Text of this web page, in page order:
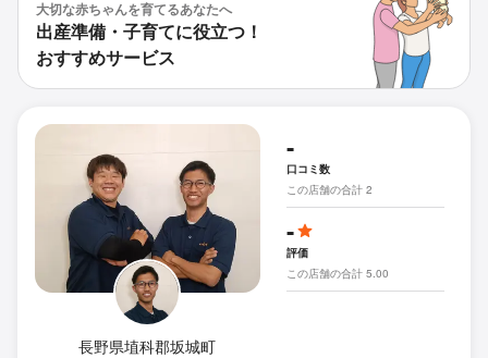
大切な赤ちゃんを育てるあなたへ
出産準備・子育てに役立つ！
おすすめサービス
長野県埴科郡坂城町
-
口コミ数
この店舗の合計 2
-
評価
この店舗の合計 5.00